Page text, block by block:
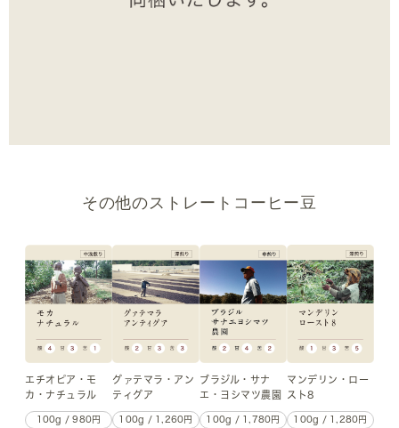
その他のストレートコーヒー豆
エチオピア・モ
カ・ナチュラル
100g / 980円
グァテマラ・アン
ティグア
100g / 1,260円
ブラジル・サナ
エ・ヨシマツ農園
100g / 1,780円
マンデリン・ロー
スト8
100g / 1,280円